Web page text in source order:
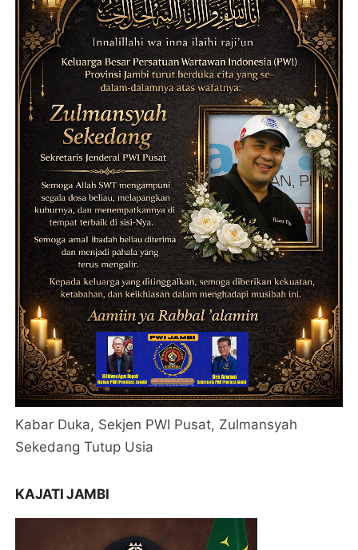
Kabar Duka, Sekjen PWI Pusat, Zulmansyah
Sekedang Tutup Usia
KAJATI JAMBI